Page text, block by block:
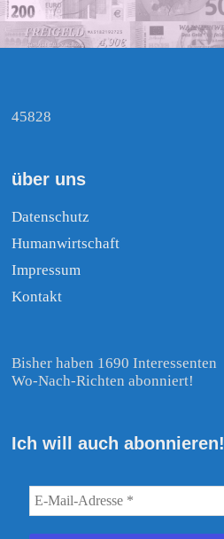
45828
über uns
Datenschutz
Humanwirtschaft
Impressum
Kontakt
Bisher haben 1690 Interessenten
Wo-Nach-Richten abonniert!
Ich will auch abonnieren!